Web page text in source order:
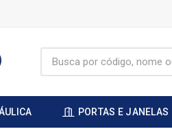
PORTAS E JANELAS